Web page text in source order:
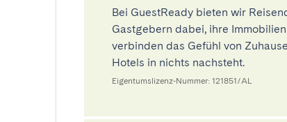
Bei GuestReady bieten wir
Gastgebern dabei, ihre
verbinden das Gefühl von
Hotels in nichts nachsteht.
Eigentumslizenz-Nummer: 121851/AL